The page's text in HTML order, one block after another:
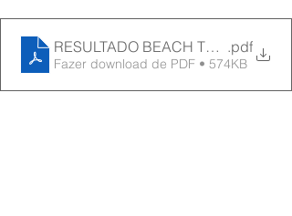
RESULTADO BEACH TÊNIS.pdf
Fazer download de PDF • 574KB